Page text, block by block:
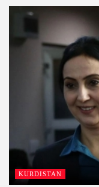
KURDISTAN